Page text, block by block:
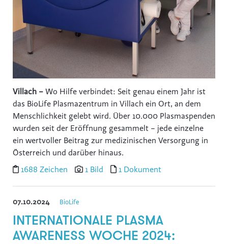
Villach – Wo Hilfe verbindet: Seit genau einem Jahr ist
das BioLife Plasmazentrum in Villach ein Ort, an dem
Menschlichkeit gelebt wird. Über 10.000 Plasmaspenden
wurden seit der Eröffnung gesammelt – jede einzelne
ein wertvoller Beitrag zur medizinischen Versorgung in
Österreich und darüber hinaus.
1688 Zeichen 1 Bild 1 Dokument
07.10.2024 BioLife
INTERNATIONALE PLASMA
AWARENESS WOCHE 2024: